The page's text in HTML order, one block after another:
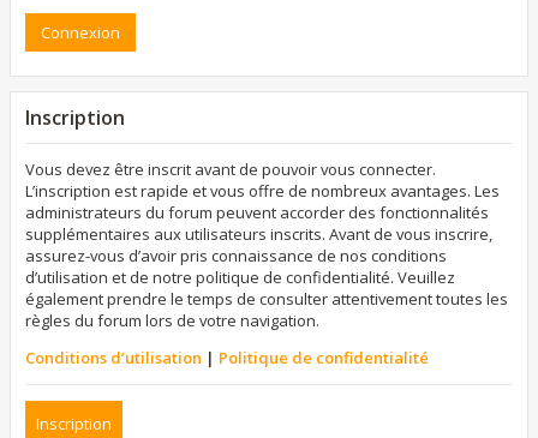
Inscription
Vous devez être inscrit avant de pouvoir vous connecter.
L’inscription est rapide et vous offre de nombreux avantages. Les
administrateurs du forum peuvent accorder des fonctionnalités
supplémentaires aux utilisateurs inscrits. Avant de vous inscrire,
assurez-vous d’avoir pris connaissance de nos conditions
d’utilisation et de notre politique de confidentialité. Veuillez
également prendre le temps de consulter attentivement toutes les
règles du forum lors de votre navigation.
Conditions d’utilisation | Politique de confidentialité
Inscription